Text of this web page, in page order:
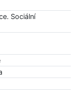
Sociální